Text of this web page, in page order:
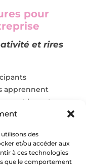
des
et/ou accéder aux
à ces technologies
que le comportement
pour
et rires
apprennent
et inventer
une
une véritable